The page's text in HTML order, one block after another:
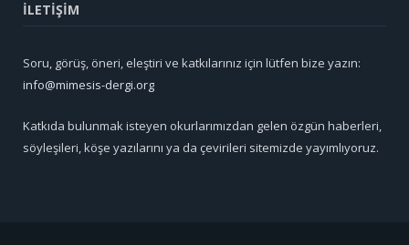
İLETİŞİM
Soru, görüş, öneri, eleştiri ve katkılarınız için lütfen bize yazın:
info@mimesis-dergi.org
Katkıda bulunmak isteyen okurlarımızdan gelen özgün haberleri,
söyleşileri, köşe yazılarını ya da çevirileri sitemizde yayımlıyoruz.